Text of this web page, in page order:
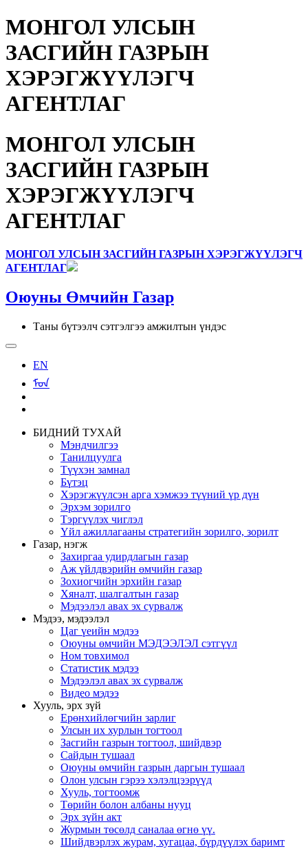
МОНГОЛ УЛСЫН
ЗАСГИЙН ГАЗРЫН
ХЭРЭГЖҮҮЛЭГЧ
АГЕНТЛАГ
МОНГОЛ УЛСЫН
ЗАСГИЙН ГАЗРЫН
ХЭРЭГЖҮҮЛЭГЧ
АГЕНТЛАГ
МОНГОЛ УЛСЫН ЗАСГИЙН ГАЗРЫН ХЭРЭГЖҮҮЛЭГЧ
АГЕНТЛАГ
Оюуны Өмчийн Газар
Таны бүтээлч сэтгэлгээ амжилтын үндэс
EN
ᠮᠣᠨ
БИДНИЙ ТУХАЙ
Мэндчилгээ
Танилцуулга
Түүхэн замнал
Бүтэц
Хэрэгжүүлсэн арга хэмжээ түүний үр дүн
Эрхэм зорилго
Тэргүүлэх чиглэл
Үйл ажиллагааны стратегийн зорилго, зорилт
Газар, нэгж
Захиргаа удирдлагын газар
Аж үйлдвэрийн өмчийн газар
Зохиогчийн эрхийн газар
Хяналт, шалгалтын газар
Мэдээлэл авах эх сурвалж
Мэдээ, мэдээлэл
Цаг үеийн мэдээ
Оюуны өмчийн МЭДЭЭЛЭЛ сэтгүүл
Ном товхимол
Статистик мэдээ
Мэдээлэл авах эх сурвалж
Видео мэдээ
Хууль, эрх зүй
Ерөнхийлөгчийн зарлиг
Улсын их хурлын тогтоол
Засгийн газрын тогтоол, шийдвэр
Сайдын тушаал
Оюуны өмчийн газрын даргын тушаал
Олон улсын гэрээ хэлэлцээрүүд
Хууль, тогтоомж
Төрийн болон албаны нууц
Эрх зүйн акт
Журмын төсөлд саналаа өгнө үү.
Шийдвэрлэх журам, хугацаа, бүрдүүлэх баримт